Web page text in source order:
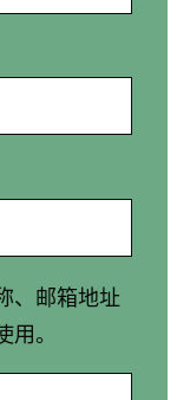
、邮箱地址
。